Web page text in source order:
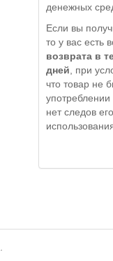
денежных
Если вы
то у вас есть
возврата в
дней , при
что товар не
нет следов его